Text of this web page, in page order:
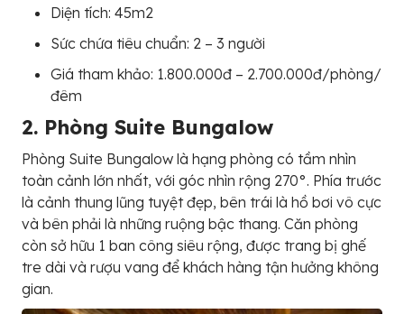
Diện tích: 45m2
Sức chứa tiêu chuẩn: 2 – 3 người
Giá tham khảo: 1.800.000đ – 2.700.000đ/phòng/
đêm
2. Phòng Suite Bungalow
Phòng Suite Bungalow là hạng phòng có tầm nhìn
toàn cảnh lớn nhất, với góc nhìn rộng 270°. Phía trước
là cảnh thung lũng tuyệt đẹp, bên trái là hồ bơi vô cực
và bên phải là những ruộng bậc thang. Căn phòng
còn sở hữu 1 ban công siêu rộng, được trang bị ghế
tre dài và rượu vang để khách hàng tận hưởng không
gian.